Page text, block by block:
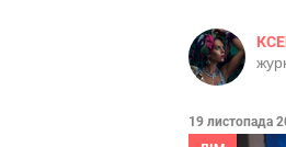
19 листопада